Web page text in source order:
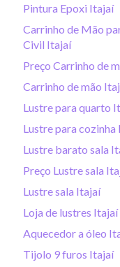
Pintura Epoxi Itajaí
Carrinho de Mão
Civil Itajaí
Preço Carrinho de
Carrinho de mão
Lustre para quarto
Lustre para cozinha
Lustre barato sala
Preço Lustre sala
Lustre sala Itajaí
Loja de lustres Itajaí
Aquecedor a óleo
Tijolo 9 furos Itajaí